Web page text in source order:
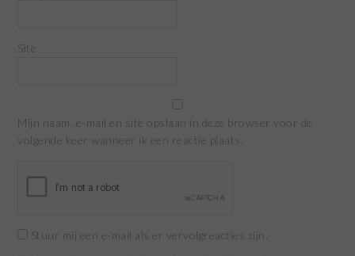
Site
Mijn naam, e-mail en site opslaan in deze browser voor de
volgende keer wanneer ik een reactie plaats.
Stuur mij een e-mail als er vervolgreacties zijn.